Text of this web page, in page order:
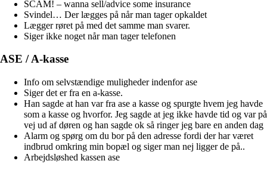
SCAM! – wanna sell/advice some insurance
Svindel… Der lægges på når man tager opkaldet
Lægger røret på med det samme man svarer.
Siger ikke noget når man tager telefonen
ASE / A-kasse
Info om selvstændige muligheder indenfor ase
Siger det er fra en a-kasse.
Han sagde at han var fra ase a kasse og spurgte hvem jeg havde
som a kasse og hvorfor. Jeg sagde at jeg ikke havde tid og var på
vej ud af døren og han sagde ok så ringer jeg bare en anden dag
Alarm og spørg om du bor på den adresse fordi der har været
indbrud omkring min bopæl og siger man nej ligger de på..
Arbejdsløshed kassen ase